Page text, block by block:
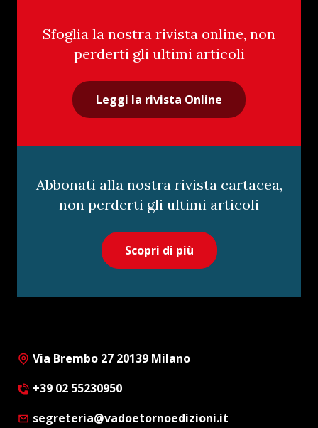
Sfoglia la nostra rivista online, non
perderti gli ultimi articoli
Leggi la rivista Online
Abbonati alla nostra rivista cartacea,
non perderti gli ultimi articoli
Scopri di più
Via Brembo 27 20139 Milano
+39 02 55230950
segreteria@vadoetornoedizioni.it